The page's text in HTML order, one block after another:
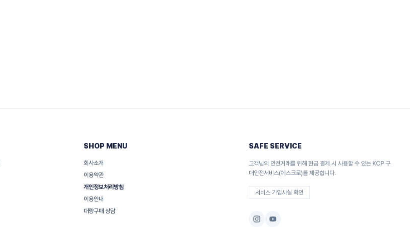
SHOP MENU
회사소개
이용약관
개인정보처리방침
이용안내
대량구매 상담
SAFE SERVICE
고객님의 안전거래를 위해 현금 결제 시 사용할 수 있는 KCP 구
매안전서비스(에스크로)를 제공합니다.
서비스 가입사실 확인